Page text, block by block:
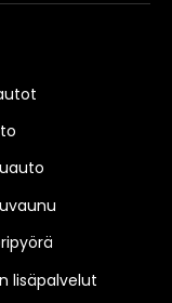
lisäpalvelut